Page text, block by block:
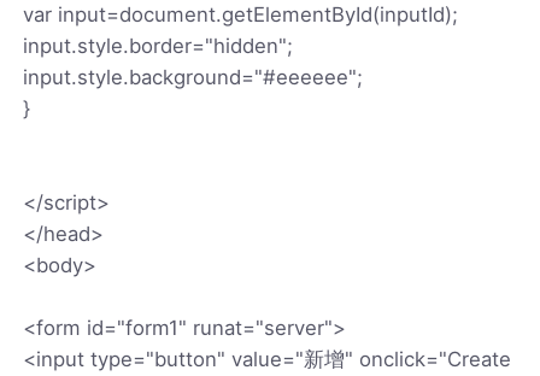
var input=document.getElementById(inputId);
input.style.border="hidden";
input.style.background="#eeeeee";
}
</script>
</head>
<body>
<form id="form1" runat="server">
<input type="button" value="新增" onclick="Create